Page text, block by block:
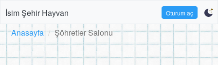
İsim Şehir Hayvan Oturum aç
Anasayfa Şöhretler Salonu